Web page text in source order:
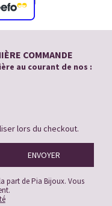
COMMANDE
au courant de nos :
lors du checkout.
part de Pia Bijoux. Vous